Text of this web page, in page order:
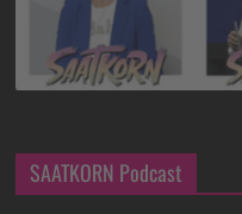
SAATKORN Podcast